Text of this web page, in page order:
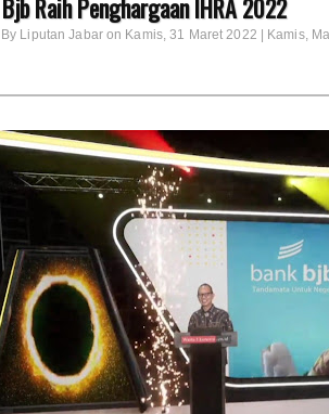
Raih Penghargaan IHRA 2022
Liputan Jabar on Kamis, 31 Maret 2022 | Kamis,